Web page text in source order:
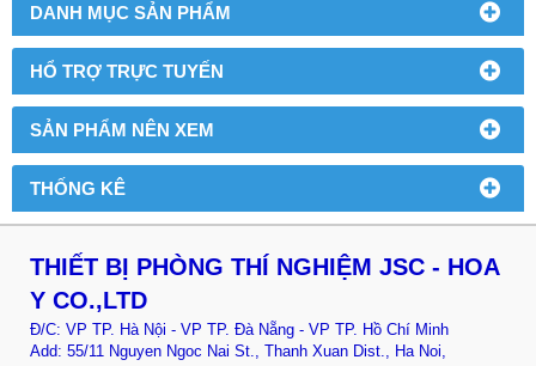
DANH MỤC SẢN PHẨM
HỔ TRỢ TRỰC TUYẾN
SẢN PHẨM NÊN XEM
THỐNG KÊ
THIẾT BỊ PHÒNG THÍ NGHIỆM JSC - HOA
Y CO.,LTD
Đ/C: VP TP. Hà Nội - VP TP. Đà Nẵng - VP TP. Hồ Chí Minh
Add: 55/11 Nguyen Ngoc Nai St., Thanh Xuan Dist., Ha Noi,